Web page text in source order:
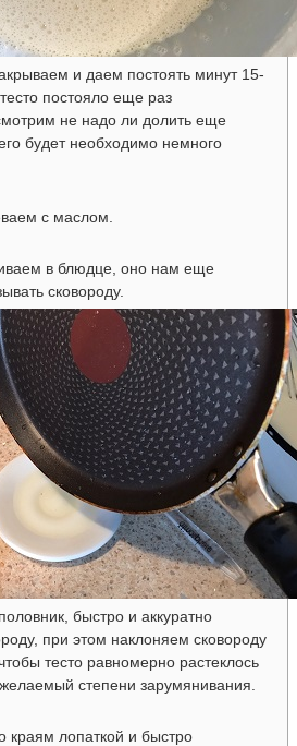
и даем постоять минут 15-
постояло еще раз
не надо ли долить еще
будет необходимо немного
с маслом.
в блюдце, оно нам еще
сковороду.
быстро и аккуратно
при этом наклоняем сковороду
тесто равномерно растеклось
степени зарумянивания.
краям лопаткой и быстро